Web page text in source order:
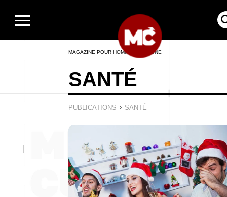
MAGAZINE POUR HOMMES EN LIGNE
SANTÉ
PUBLICATIONS › SANTÉ